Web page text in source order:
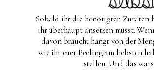
Sobald ihr die benötigten Zutaten
ihr überhaupt ansetzen müsst.
davon braucht hängt von der
wie ihr euer Peeling am liebsten
stellen. Und das